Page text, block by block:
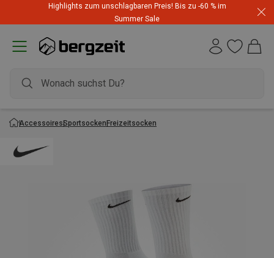
Highlights zum unschlagbaren Preis! Bis zu -60 % im
Summer Sale
AccessoiresSportsockenFreizeitsocken